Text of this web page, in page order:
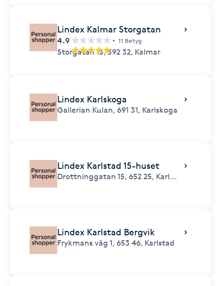
Lindex Kalmar Storgatan
4.9 11 Betyg
Storgatan 13,392 32, Kalmar
Lindex Karlskoga
Gallerian Kulan, 691 31, Karlskoga
Lindex Karlstad 15-huset
Drottninggatan 15, 652 25, Karlstad
Lindex Karlstad Bergvik
Frykmans väg 1, 653 46, Karlstad